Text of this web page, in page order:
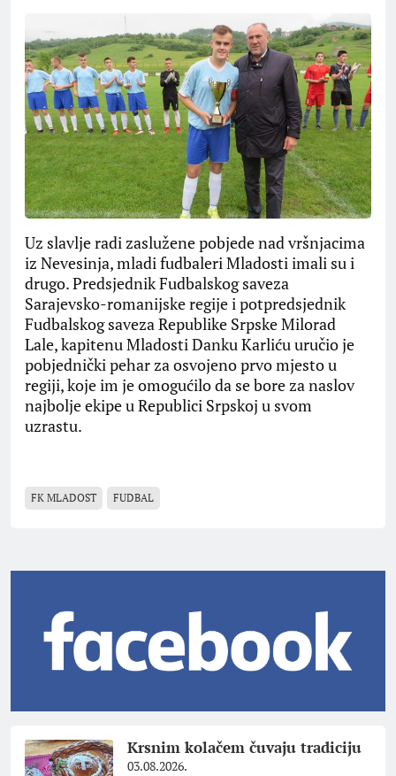
Uz slavlje radi zaslužene pobjede nad vršnjacima
iz Nevesinja, mladi fudbaleri Mladosti imali su i
drugo. Predsjednik Fudbalskog saveza
Sarajevsko-romanijske regije i potpredsjednik
Fudbalskog saveza Republike Srpske Milorad
Lale, kapitenu Mladosti Danku Karliću uručio je
pobjednički pehar za osvojeno prvo mjesto u
regiji, koje im je omogućilo da se bore za naslov
najbolje ekipe u Republici Srpskoj u svom
uzrastu.
FK MLADOST FUDBAL
Krsnim kolačem čuvaju tradiciju
03.08.2026.